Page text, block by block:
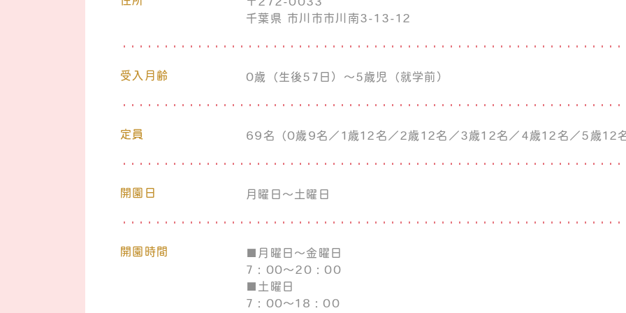
千葉県 市川市市川南3-13-12
受入月齢 0歳（生後57日）～5歳児（就学前）
定員 69名（0歳9名／1歳12名／2歳12名／3歳12名／4歳12名／5歳12
開園日 月曜日～土曜日
開園時間
■月曜日～金曜日
7：00～20：00
■土曜日
7：00～18：00